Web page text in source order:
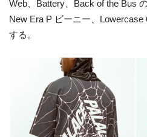
Web、Battery、Back of the Bus
New Era P ビーニー、
する。